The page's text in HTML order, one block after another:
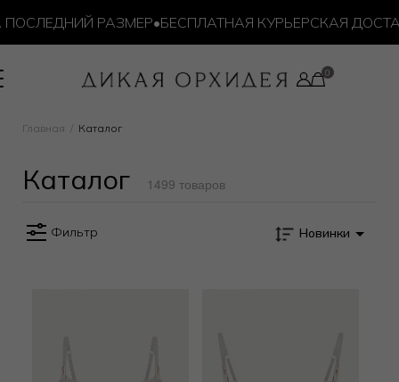
РАЗМЕР•БЕСПЛАТНАЯ КУРЬЕРСКАЯ
Главная Каталог
Каталог 1499 товаров
Фильтр Новинки